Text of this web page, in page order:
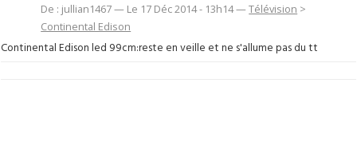
De : jullian1467 — Le 17 Déc 2014 - 13h14 —Télévision >
Continental Edison
Continental Edison led 99cm:reste en veille et ne s'allume pas du tt